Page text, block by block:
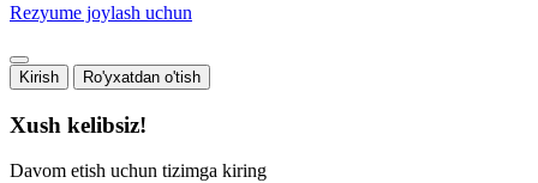
Rezyume joylash uchun
Kirish Ro'yxatdan o'tish
Xush kelibsiz!
Davom etish uchun tizimga kiring